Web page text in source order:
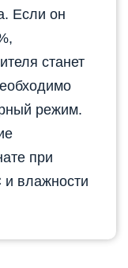
Если он
станет
режим.
при
и влажности